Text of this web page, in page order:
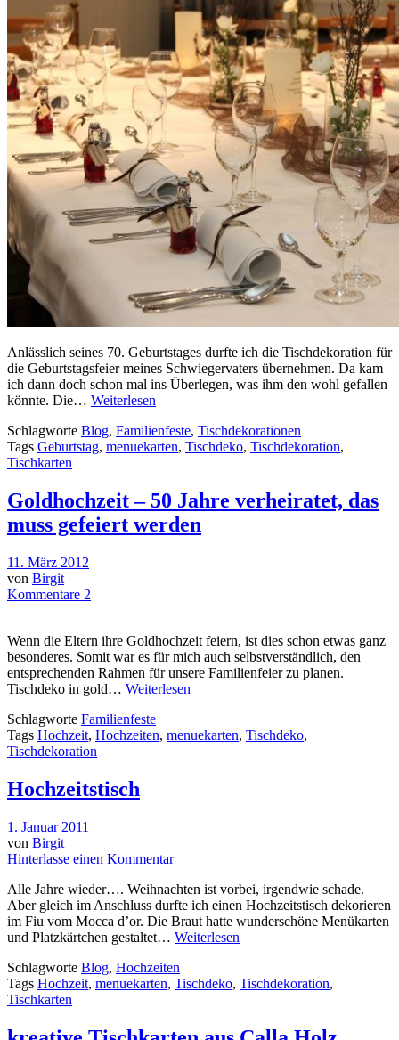
Anlässlich seines 70. Geburtstages durfte ich die Tischdekoration für
die Geburtstagsfeier meines Schwiegervaters übernehmen. Da kam
ich dann doch schon mal ins Überlegen, was ihm den wohl gefallen
könnte. Die… Weiterlesen
Schlagworte Blog, Familienfeste, Tischdekorationen
Tags Geburtstag, menuekarten, Tischdeko, Tischdekoration,
Tischkarten
Goldhochzeit – 50 Jahre verheiratet, das
muss gefeiert werden
11. März 2012
von Birgit
Kommentare 2
Wenn die Eltern ihre Goldhochzeit feiern, ist dies schon etwas ganz
besonderes. Somit war es für mich auch selbstverständlich, den
entsprechenden Rahmen für unsere Familienfeier zu planen.
Tischdeko in gold… Weiterlesen
Schlagworte Familienfeste
Tags Hochzeit, Hochzeiten, menuekarten, Tischdeko,
Tischdekoration
Hochzeitstisch
1. Januar 2011
von Birgit
Hinterlasse einen Kommentar
Alle Jahre wieder…. Weihnachten ist vorbei, irgendwie schade.
Aber gleich im Anschluss durfte ich einen Hochzeitstisch dekorieren
im Fiu vom Mocca d’or. Die Braut hatte wunderschöne Menükarten
und Platzkärtchen gestaltet… Weiterlesen
Schlagworte Blog, Hochzeiten
Tags Hochzeit, menuekarten, Tischdeko, Tischdekoration,
Tischkarten